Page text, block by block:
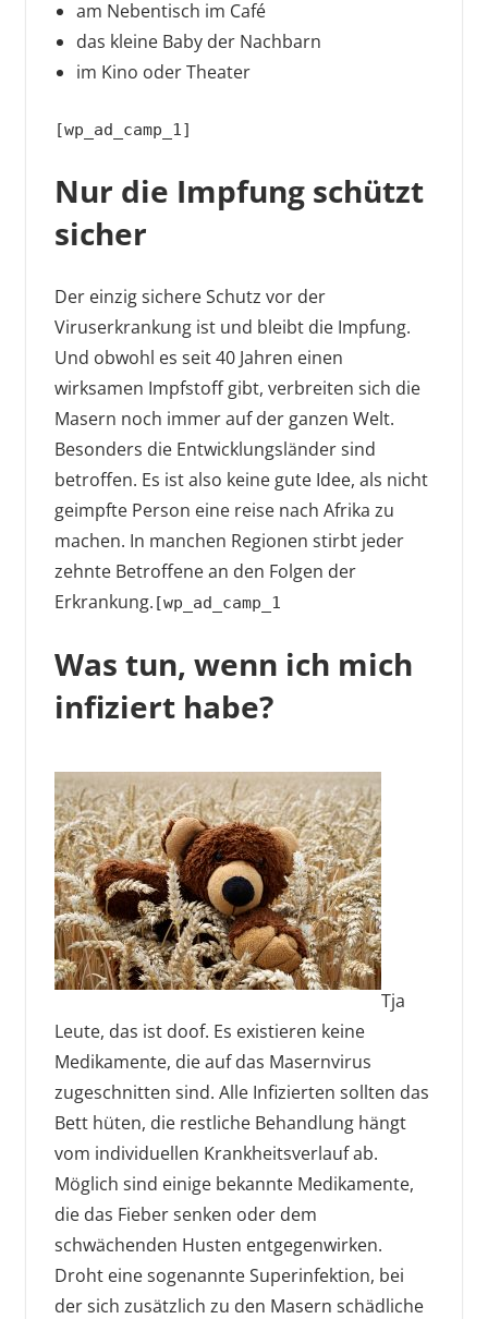
am Nebentisch im Café
das kleine Baby der Nachbarn
im Kino oder Theater
[wp_ad_camp_1]
Nur die Impfung schützt
sicher
Der einzig sichere Schutz vor der
Viruserkrankung ist und bleibt die Impfung.
Und obwohl es seit 40 Jahren einen
wirksamen Impfstoff gibt, verbreiten sich die
Masern noch immer auf der ganzen Welt.
Besonders die Entwicklungsländer sind
betroffen. Es ist also keine gute Idee, als nicht
geimpfte Person eine reise nach Afrika zu
machen. In manchen Regionen stirbt jeder
zehnte Betroffene an den Folgen der
Erkrankung. [wp_ad_camp_1
Was tun, wenn ich mich
infiziert habe?
Tja
Leute, das ist doof. Es existieren keine
Medikamente, die auf das Masernvirus
zugeschnitten sind. Alle Infizierten sollten das
Bett hüten, die restliche Behandlung hängt
vom individuellen Krankheitsverlauf ab.
Möglich sind einige bekannte Medikamente,
die das Fieber senken oder dem
schwächenden Husten entgegenwirken.
Droht eine sogenannte Superinfektion, bei
der sich zusätzlich zu den Masern schädliche